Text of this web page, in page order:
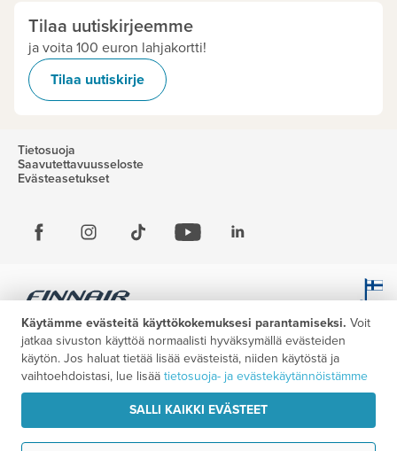
Tilaa uutiskirjeemme
ja voita 100 euron lahjakortti!
Tilaa uutiskirje
Tietosuoja
Saavutettavuusseloste
Evästeasetukset
Käytämme evästeitä käyttökokemuksesi parantamiseksi. Voit
jatkaa sivuston käyttöä normaalisti hyväksymällä evästeiden
käytön. Jos haluat tietää lisää evästeistä, niiden käytöstä ja
vaihtoehdoistasi, lue lisää tietosuoja- ja evästekäytännöistämme
SALLI KAIKKI EVÄSTEET